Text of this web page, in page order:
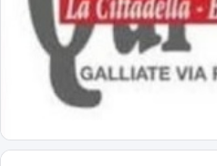
Abbonamenti Novara 2026/2027:
interi, ridotti, promo
Primavera Novara: ecco il girone!
tutti gli avversari degli azzurrini
chi passa giocherà in casa contro la